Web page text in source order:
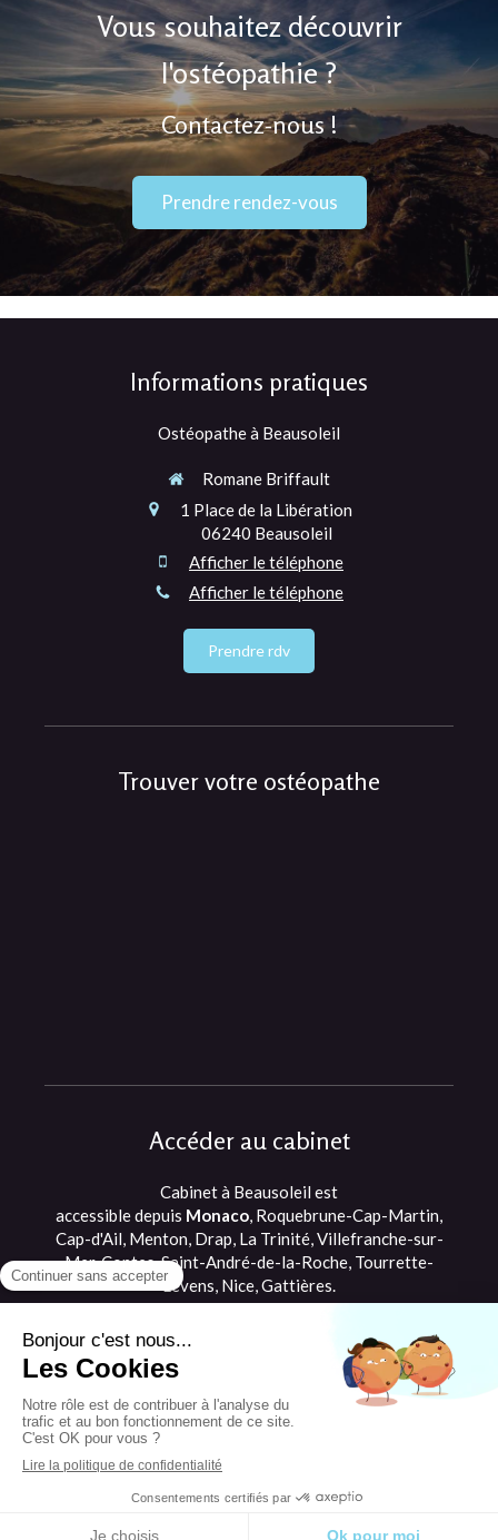
Vous souhaitez découvrir
l'ostéopathie ?
Contactez-nous !
Prendre rendez-vous
Informations pratiques
Ostéopathe à Beausoleil
Romane Briffault
1 Place de la Libération
06240 Beausoleil
Afficher le téléphone
Afficher le téléphone
Prendre rdv
Trouver votre ostéopathe
Accéder au cabinet
Cabinet à Beausoleil est
accessible depuis Monaco, Roquebrune-Cap-Martin,
Cap-d'Ail, Menton, Drap, La Trinité, Villefranche-sur-
Mer, Contes, Saint-André-de-la-Roche, Tourrette-
Levens, Nice, Gattières.
Beausoleil, proche de Monaco et Cap d'Ail
Plan du site